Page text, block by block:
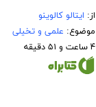
از: ایتالو کالوینو
موضوع: علمی و تخیلی
۴ ساعت و ۵۱ دقیقه